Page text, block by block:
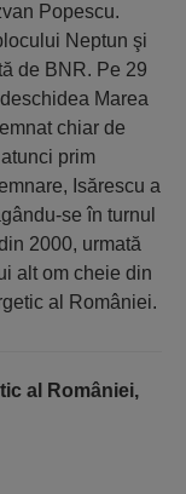
Popescu.
Neptun şi
de BNR. Pe 29
Marea
chiar de
prim
Isărescu a
se în turnul
2000, urmată
alt om cheie din
al României.
al României,